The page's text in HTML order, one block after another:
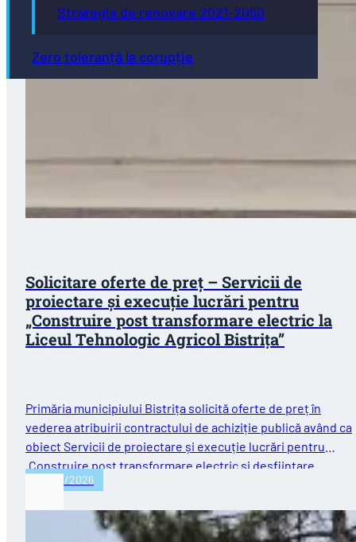
Strategia de renovare 2021-2050
Zero toleranță la corupție
Solicitare oferte de preț – Servicii de
proiectare și execuție lucrări pentru
„Construire post transformare electric la
Liceul Tehnologic Agricol Bistrița”
Primăria municipiului Bistrița solicită oferte de preț în
vederea atribuirii contractului de achiziție publică având ca
obiect Servicii de proiectare și execuție lucrări pentru
„Construire post transformare electric și desființare…
30/04/2026